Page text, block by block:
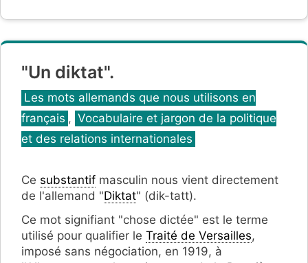
"Un diktat".
Catégories
Les mots allemands que nous utilisons en
français , Vocabulaire et jargon de la politique
et des relations internationales
Ce substantif masculin nous vient directement
de l'allemand "Diktat" (dik-tatt).
Ce mot signifiant "chose dictée" est le terme
utilisé pour qualifier le Traité de Versailles,
imposé sans négociation, en 1919, à